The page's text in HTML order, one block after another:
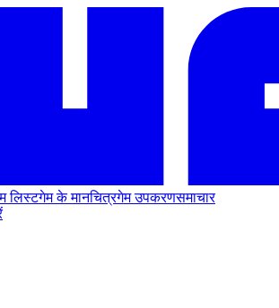
लिस्टगेम के मानचित्रगेम उपकरणसमाचार